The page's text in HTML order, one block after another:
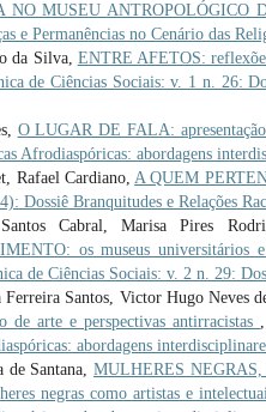
NO MUSEU ANTROPOLÓGICO
e Permanências no Cenário das
da Silva, ENTRE AFETOS:
de Ciências Sociais: v. 1 n. 26:
O LUGAR DE FALA:
Afrodiaspóricas: abordagens
Rafael Cardiano,A QUEM
Dossiê Branquitudes e Relações
Cabral, Marisa Pires
os museus universitários
de Ciências Sociais: v. 2 n. 29:
Ferreira Santos, Victor Hugo Neves
de arte e perspectivas antirracistas
abordagens
de Santana,MULHERES NEGRAS,
negras como artistas e